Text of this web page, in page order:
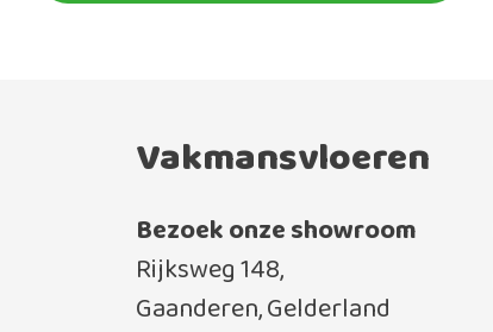
Vakmansvloeren
Bezoek onze showroom
Rijksweg 148,
Gaanderen, Gelderland